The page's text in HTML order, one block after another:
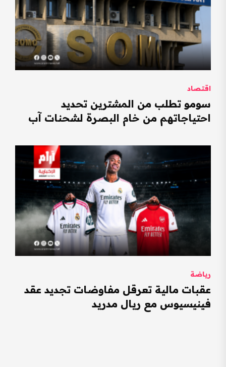
اقتصاد
سومو تطلب من المشترين تحديد
احتياجاتهم من خام البصرة لشحنات آب
رياضة
عقبات مالية تعرقل مفاوضات تجديد عقد
فينيسيوس مع ريال مدريد